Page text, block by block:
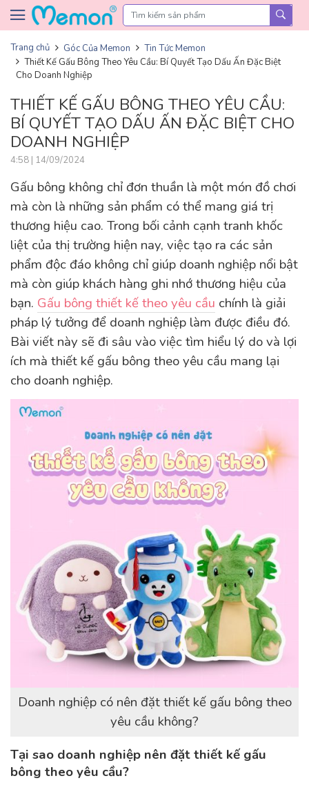
Skip to content
Trang chủ Góc Của Memon
Tin Tức Memon
Thiết Kế Gấu Bông Theo Yêu Cầu: Bí Quyết Tạo Dấu Ấn Đặc Biệt
Cho Doanh Nghiệp
THIẾT KẾ GẤU BÔNG THEO YÊU CẦU:
BÍ QUYẾT TẠO DẤU ẤN ĐẶC BIỆT CHO
DOANH NGHIỆP
4:58 | 14/09/2024
Gấu bông không chỉ đơn thuần là một món đồ chơi
mà còn là những sản phẩm có thể mang giá trị
thương hiệu cao. Trong bối cảnh cạnh tranh khốc
liệt của thị trường hiện nay, việc tạo ra các sản
phẩm độc đáo không chỉ giúp doanh nghiệp nổi bật
mà còn giúp khách hàng ghi nhớ thương hiệu của
bạn. Gấu bông thiết kế theo yêu cầu chính là giải
pháp lý tưởng để doanh nghiệp làm được điều đó.
Bài viết này sẽ đi sâu vào việc tìm hiểu lý do và lợi
ích mà thiết kế gấu bông theo yêu cầu mang lại
cho doanh nghiệp.
Doanh nghiệp có nên đặt thiết kế gấu bông theo
yêu cầu không?
Tại sao doanh nghiệp nên đặt thiết kế gấu
bông theo yêu cầu?